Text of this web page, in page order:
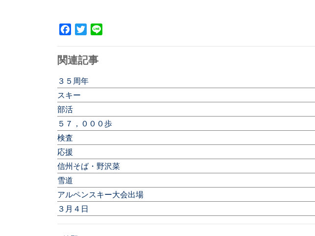
Facebook
Twitter
関連記事
３５周年
スキー
部活
５７，０００歩
検査
応援
信州そば・野沢菜
雪道
アルペンスキー大会出場
３月４日